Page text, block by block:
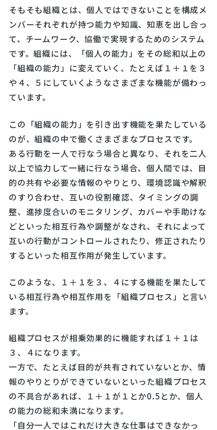
そもそも組織とは、個人ではできないことを構成メ
ンバーそれぞれが持つ能力や知識、知恵を出し合っ
て、チームワーク、協働で実現するためのシステム
です。組織には、「個人の能力」をその総和以上の
「組織の能力」に変えていく、たとえば１＋１を３
や４、５にしていくようなさまざまな機能が備わっ
ています。
この「組織の能力」を引き出す機能を果たしている
のが、組織の中で働くさまざまなプロセスです。
ある行動を一人で行なう場合と異なり、それを二人
以上で協力して一緒に行なう場合、個人間では、目
的の共有や必要な情報のやりとり、環境認識や解釈
のすり合わせ、互いの役割確認、タイミングの調
整、進捗度合いのモニタリング、カバーや手助けな
どといった相互行為や調整がなされ、それによって
互いの行動がコントロールされたり、修正されたり
するといった相互作用が発生しています。
このような、１＋１を３、４にする機能を果たして
いる相互行為や相互作用を「組織プロセス」と言い
ます。
組織プロセスが相乗効果的に機能すれば１＋１は
３、４になります。
一方で、たとえば目的が共有されていないとか、情
報のやりとりができていないといった組織プロセス
の不具合があれば、１＋１が１とか0.5とか、個人
の能力の総和未満になります。
「自分一人ではこれだけ大きな仕事はできなかっ